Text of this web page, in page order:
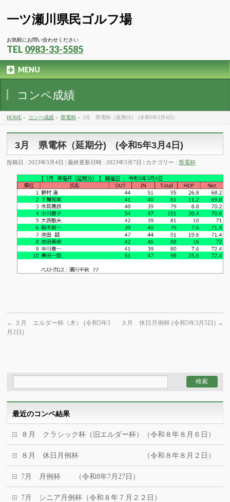
一ツ瀬川県民ゴルフ場
お気軽にお問い合わせください
TEL 0983-33-5585
MENU
コンペ成績
HOME » コンペ成績 » 県電杯 » 3月 県電杯（延期分) (令和5年3月4日)
3月 県電杯（延期分) (令和5年3月4日)
投稿日 : 2023年3月4日 最終更新日時 : 2023年3月7日 カテゴリー : 県電杯
← ３月 エルダー杯（木） (令和5年3
月2日)
３月 休日月例杯 (令和5年3月5日) →
最近のコンペ結果
８月 クラシック杯（旧エルダー杯）（令和８年８月６日）
８月 休日月例杯 （令和８年８月２日）
7月 月例杯 （令和8年7月27日）
7月 シニア月例杯（令和８年７月２２日）